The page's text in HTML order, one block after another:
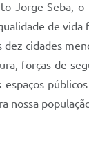
Jorge Seba,
de
dez cidades
forças de
espaços
nossa